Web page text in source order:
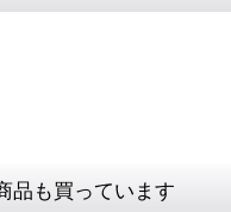
品も買っています